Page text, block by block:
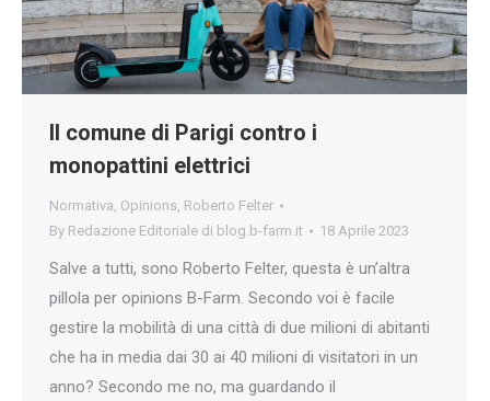
Il comune di Parigi contro i
monopattini elettrici
Normativa, Opinions, Roberto Felter
By Redazione Editoriale di blog.b-farm.it 18 Aprile 2023
Salve a tutti, sono Roberto Felter, questa è un’altra
pillola per opinions B-Farm. Secondo voi è facile
gestire la mobilità di una città di due milioni di abitanti
che ha in media dai 30 ai 40 milioni di visitatori in un
anno? Secondo me no, ma guardando il